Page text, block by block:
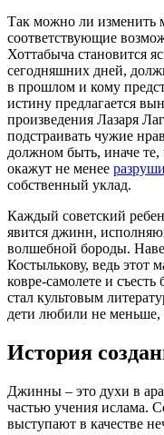
Так можно ли изменить
соответствующие
Хоттабыча становится
сегодняшних дней,
в прошлом и кому
истину предлагается
произведения Лазаря
подстраивать чужие
должном быть, иначе
окажут не менее
собственный уклад.
Каждый советский
явится джинн,
волшебной бороды.
Костылькову, ведь этот
ковре-самолете и
стал культовым
дети любили не меньше,
История
Джинны – это духи в
частью учения ислама.
выступают в качестве